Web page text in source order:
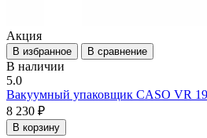
Акция
В избранное В сравнение
В наличии
5.0
Вакуумный упаковщик CASO VR
8 230 ₽
В корзину